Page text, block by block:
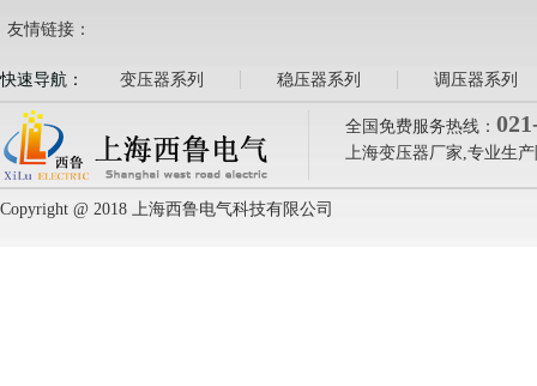
友情链接：
快速导航： 变压器系列 稳压器系列 调压器系列
全国免费服务热线：
上海变压器厂家,专业生
Copyright @ 2018 上海西鲁电气科技有限公司